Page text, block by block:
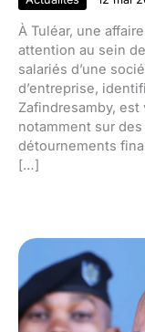
À Tuléar, une
attention au sein
salariés d’une
d’entreprise,
Zafindresamby,
notamment sur
détournements
[…]